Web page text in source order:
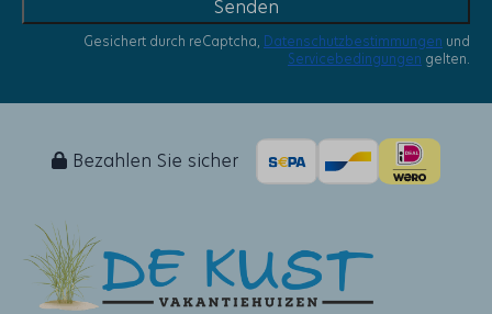
Senden
Gesichert durch reCaptcha, Datenschutzbestimmungen und
Servicebedingungen gelten.
Bezahlen Sie sicher